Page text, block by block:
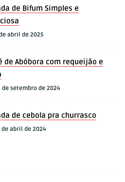
de Bifum Simples e
abril de 2025
de Abóbora com requeijão e
de setembro de 2024
de cebola pra churrasco
de abril de 2024